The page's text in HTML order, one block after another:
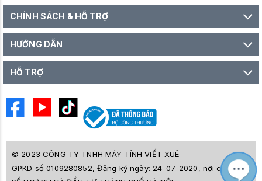
CHÍNH SÁCH & HỖ TRỢ
HƯỚNG DẪN
HỖ TRỢ
© 2023 CÔNG TY TNHH MÁY TÍNH VIẾT XUÊ
GPKD số 0109280852, Đăng ký ngày: 24-07-2020, nơi cấp SỞ